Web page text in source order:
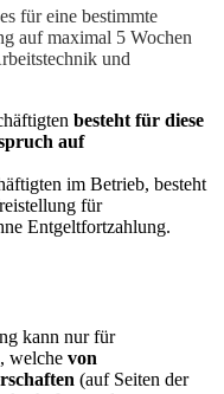
für eine bestimmte
auf maximal 5 Wochen
und
besteht für diese
auf
im Betrieb, besteht
für
Entgeltfortzahlung.
kann nur für
welche von
(auf Seiten der